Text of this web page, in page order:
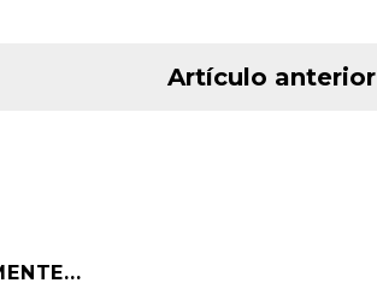
Artículo anterior